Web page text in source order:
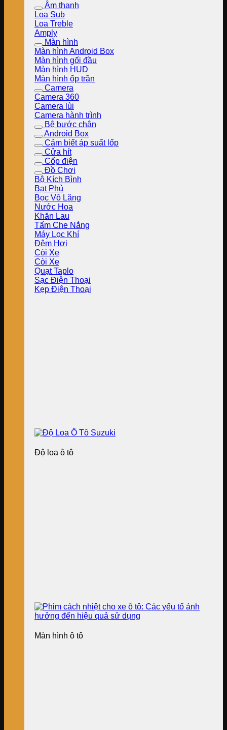
Âm thanh
Loa Sub
Loa Treble
Amply
Màn hình
Màn hình Android Box
Màn hình gối đầu
Màn hình HUD
Màn hình ốp trần
Camera
Camera 360
Camera lùi
Camera hành trình
Bệ bước chân
Android Box
Cảm biết áp suất lốp
Cửa hít
Cốp điện
Đồ Chơi
Bộ Kích Bình
Bạt Phủ
Bọc Vô Lăng
Nước Hoa
Khăn Lau
Tấm Che Nắng
Máy Lọc Khí
Đệm Hơi
Còi Xe
Còi Xe
Quạt Taplo
Sạc Điện Thoại
Kẹp Điện Thoại
Độ loa ô tô
Màn hình ô tô